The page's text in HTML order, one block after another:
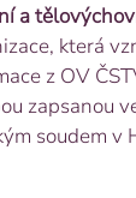
a
která
z OV
zapsanou
soudem v